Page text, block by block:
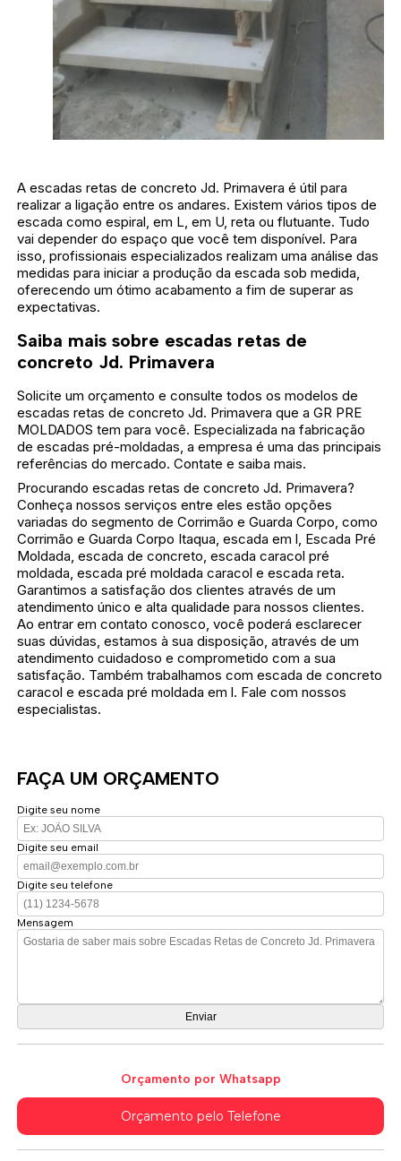
A escadas retas de concreto Jd. Primavera é útil para
realizar a ligação entre os andares. Existem vários tipos de
escada como espiral, em L, em U, reta ou flutuante. Tudo
vai depender do espaço que você tem disponível. Para
isso, profissionais especializados realizam uma análise das
medidas para iniciar a produção da escada sob medida,
oferecendo um ótimo acabamento a fim de superar as
expectativas.
Saiba mais sobre escadas retas de
concreto Jd. Primavera
Solicite um orçamento e consulte todos os modelos de
escadas retas de concreto Jd. Primavera que a GR PRE
MOLDADOS tem para você. Especializada na fabricação
de escadas pré-moldadas, a empresa é uma das principais
referências do mercado. Contate e saiba mais.
Procurando escadas retas de concreto Jd. Primavera?
Conheça nossos serviços entre eles estão opções
variadas do segmento de Corrimão e Guarda Corpo, como
Corrimão e Guarda Corpo Itaqua, escada em l, Escada Pré
Moldada, escada de concreto, escada caracol pré
moldada, escada pré moldada caracol e escada reta.
Garantimos a satisfação dos clientes através de um
atendimento único e alta qualidade para nossos clientes.
Ao entrar em contato conosco, você poderá esclarecer
suas dúvidas, estamos à sua disposição, através de um
atendimento cuidadoso e comprometido com a sua
satisfação. Também trabalhamos com escada de concreto
caracol e escada pré moldada em l. Fale com nossos
especialistas.
FAÇA UM ORÇAMENTO
Digite seu nome
Digite seu email
Digite seu telefone
Mensagem
Orçamento por Whatsapp
Orçamento pelo Telefone